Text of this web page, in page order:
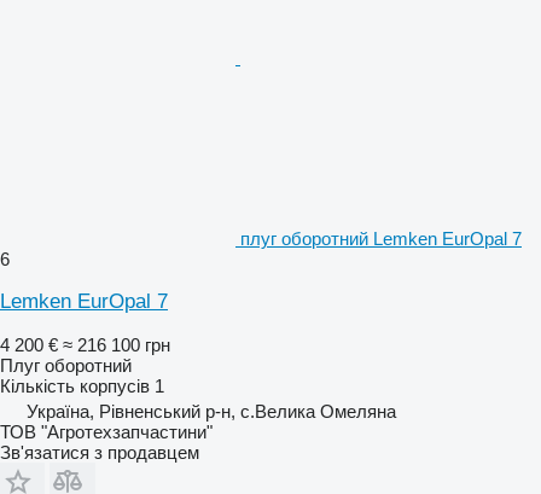
плуг оборотний Lemken EurOpal 7
6
Lemken EurOpal 7
4 200 € ≈ 216 100 грн
Плуг оборотний
Кількість корпусів 1
Україна, Рівненський р-н, с.Велика Омеляна
ТОВ "Агротехзапчастини"
Зв'язатися з продавцем